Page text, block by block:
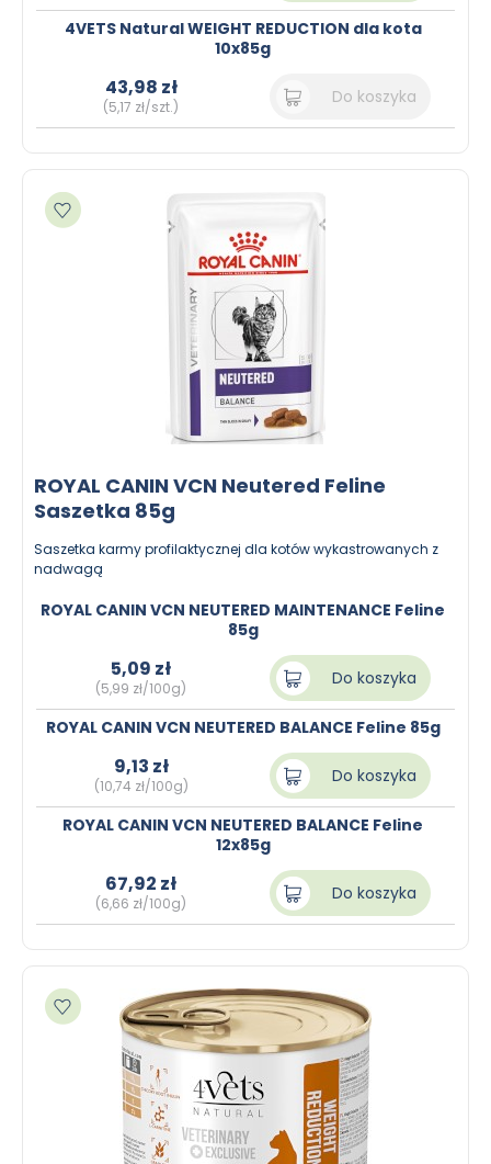
4VETS Natural WEIGHT REDUCTION dla kota
10x85g
43,98 zł
(5,17 zł/szt.) Do koszyka
Dodaj do ulubionych
ROYAL CANIN VCN Neutered Feline
Saszetka 85g
Saszetka karmy profilaktycznej dla kotów wykastrowanych z
nadwagą
ROYAL CANIN VCN NEUTERED MAINTENANCE Feline
85g
5,09 zł
(5,99 zł/100g) Do koszyka
ROYAL CANIN VCN NEUTERED BALANCE Feline 85g
9,13 zł
(10,74 zł/100g) Do koszyka
ROYAL CANIN VCN NEUTERED BALANCE Feline
12x85g
67,92 zł
(6,66 zł/100g) Do koszyka
Dodaj do ulubionych